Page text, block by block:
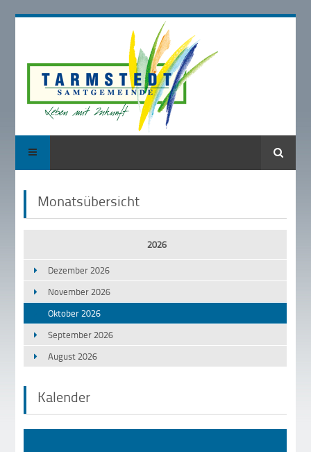
Suche
Monatsübersicht
2026
Dezember 2026
November 2026
Oktober 2026
September 2026
August 2026
Kalender